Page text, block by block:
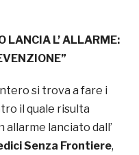
LANCIA L’ ALLARME:
si trova a fare i
il quale risulta
allarme lanciato dall’
Senza Frontiere,